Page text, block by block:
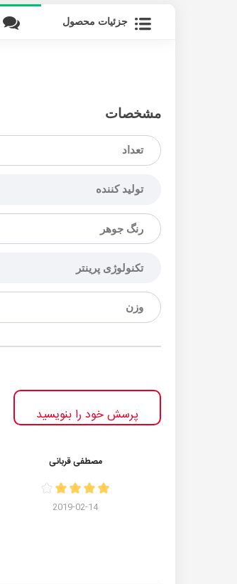
جزئیات محصول
مشخصات
تعداد
تولید کننده
رنگ جوهر
تکنولوژی پرینتر
وزن
مصطفی قربانی
2019-02-14
پرسش خود را بنویسید